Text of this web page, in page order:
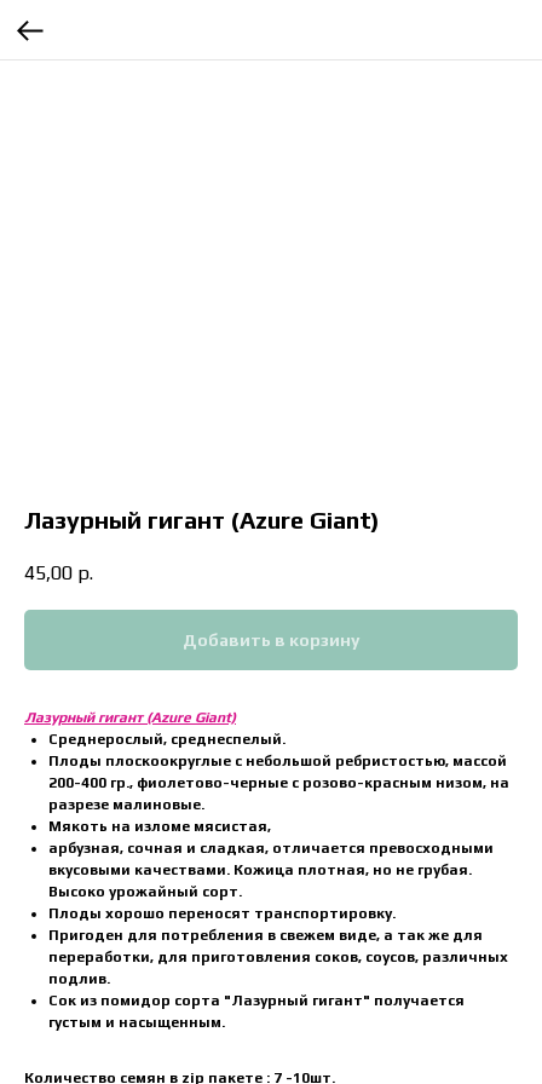
Лазурный гигант (Azure Giant)
45,00 р.
Добавить в корзину
Лазурный гигант (Azure Giant)
Среднерослый, среднеспелый.
Плоды плоскоокруглые с небольшой ребристостью, массой
200-400 гр., фиолетово-черные с розово-красным низом, на
разрезе малиновые.
Мякоть на изломе мясистая,
арбузная, сочная и сладкая, отличается превосходными
вкусовыми качествами. Кожица плотная, но не грубая.
Высоко урожайный сорт.
Плоды хорошо переносят транспортировку.
Пригоден для потребления в свежем виде, а так же для
переработки, для приготовления соков, соусов, различных
подлив.
Сок из помидор сорта "Лазурный гигант" получается
густым и насыщенным.
Количество семян в zip пакете : 7 -10шт.